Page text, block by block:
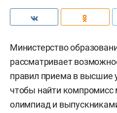
Министерство
рассматривает
правил приема в высшие
чтобы найти
олимпиад и